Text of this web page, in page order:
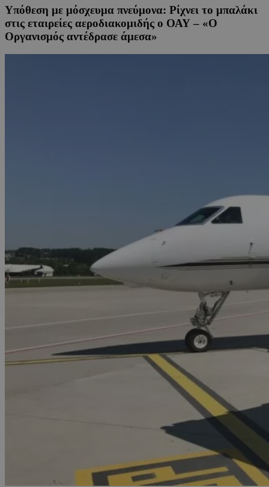
Yπόθεση με μόσχευμα πνεύμονα: Ρίχνει το μπαλάκι
στις εταιρείες αεροδιακομιδής ο ΟΑΥ – «Ο
Οργανισμός αντέδρασε άμεσα»